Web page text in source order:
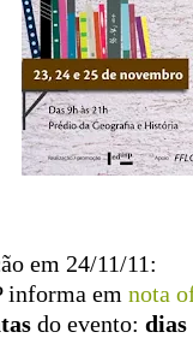
em 24/11/11:
informa em nota
do evento: dias